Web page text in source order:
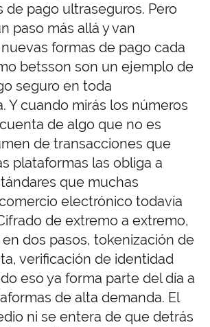
de pago ultraseguros. Pero
paso más allá y van
formas de pago cada
betsson son un ejemplo de
seguro en toda
Y cuando mirás los números
de algo que no es
de transacciones que
plataformas las obliga a
que muchas
electrónico todavía
de extremo a extremo,
dos pasos, tokenización de
verificación de identidad
eso ya forma parte del día a
de alta demanda. El
ni se entera de que detrás